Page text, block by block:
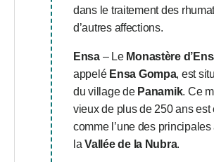
dans le traitement des
d’autres affections.
Ensa– Le Monastère
appelé Ensa Gompa, est
du village de Panamik. Ce
vieux de plus de 250 ans est
comme l’une des
laVallée de la Nubra.